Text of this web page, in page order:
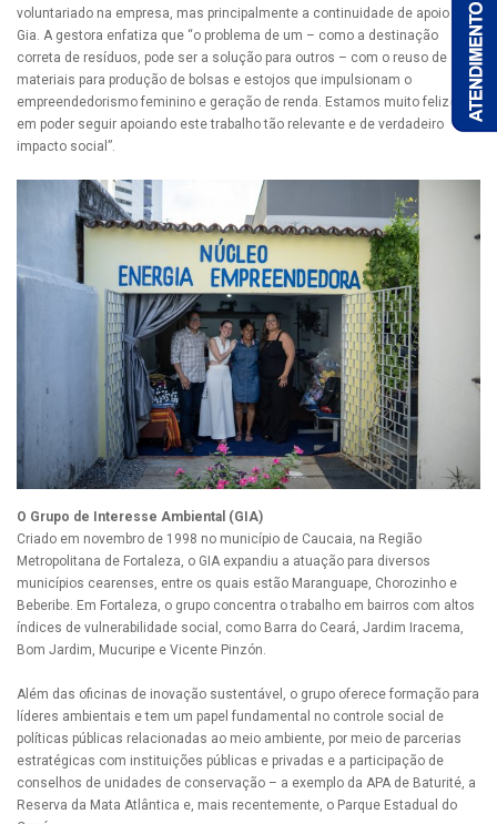
voluntariado na empresa, mas principalmente a continuidade de apoio ao
Gia. A gestora enfatiza que “o problema de um – como a destinação
correta de resíduos, pode ser a solução para outros – com o reuso de
materiais para produção de bolsas e estojos que impulsionam o
empreendedorismo feminino e geração de renda. Estamos muito felizes
em poder seguir apoiando este trabalho tão relevante e de verdadeiro
impacto social”.
O Grupo de Interesse Ambiental (GIA)
Criado em novembro de 1998 no município de Caucaia, na Região
Metropolitana de Fortaleza, o GIA expandiu a atuação para diversos
municípios cearenses, entre os quais estão Maranguape, Chorozinho e
Beberibe. Em Fortaleza, o grupo concentra o trabalho em bairros com altos
índices de vulnerabilidade social, como Barra do Ceará, Jardim Iracema,
Bom Jardim, Mucuripe e Vicente Pinzón.
Além das oficinas de inovação sustentável, o grupo oferece formação para
líderes ambientais e tem um papel fundamental no controle social de
políticas públicas relacionadas ao meio ambiente, por meio de parcerias
estratégicas com instituições públicas e privadas e a participação de
conselhos de unidades de conservação – a exemplo da APA de Baturité, a
Reserva da Mata Atlântica e, mais recentemente, o Parque Estadual do